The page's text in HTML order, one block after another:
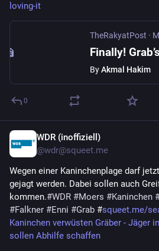
loving-it
TheRakyatPost ·
ByAkmal Hakim
0
WDR (inoffiziell)
@wdr@squeet.me
Wegen einer Kaninchenplage darf
gejagt werden. Dabei sollen auch
kommen.#WDR #Moers #Kaninchen
#Falkner #Enni #Grab #squeet.me/
Kaninchen verwüsten Gräber - Jäger
sollen Abhilfe schaffen